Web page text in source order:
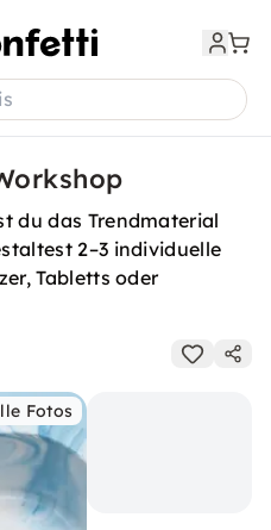
du das Trendmaterial
2–3 individuelle
Tabletts oder
Fotos